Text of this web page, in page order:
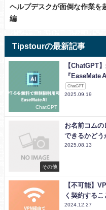
ヘルプデスクが面倒な作業
編
Tipstourの最新記事
ChatGPT
【ChatGPT
『EaseMate
ChatGPT
2025.09.19
その他
お名前コム
できるかどう
2025.08.13
【不可能】
く契約する
2024.12.27